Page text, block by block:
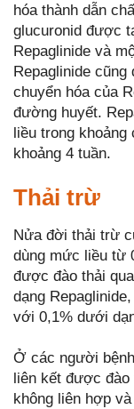
hóa thành dẫn
glucuronid được
Repaglinide và
Repaglinide
chuyển hóa của
đường huyết.
liều trong
khoảng 4 tuần.
Thải trừ
Nửa đời thải trừ
dùng mức liều từ
được đào thải
dạng
với 0,1% dưới
Ở các người
liên kết được đào
không liên hợp